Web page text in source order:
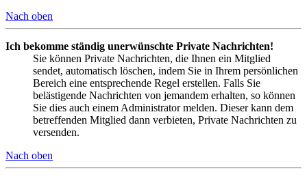
Nach oben
Ich bekomme ständig unerwünschte Private Nachrichten!
Sie können Private Nachrichten, die Ihnen ein Mitglied
sendet, automatisch löschen, indem Sie in Ihrem persönlichen
Bereich eine entsprechende Regel erstellen. Falls Sie
belästigende Nachrichten von jemandem erhalten, so können
Sie dies auch einem Administrator melden. Dieser kann dem
betreffenden Mitglied dann verbieten, Private Nachrichten zu
versenden.
Nach oben